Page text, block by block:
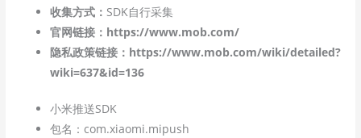
收集方式： SDK自行采集
官网链接：https://www.mob.com/
隐私政策链接：https://www.mob.com/wiki/detailed?
wiki=637&id=136
小米推送SDK
包名：com.xiaomi.mipush